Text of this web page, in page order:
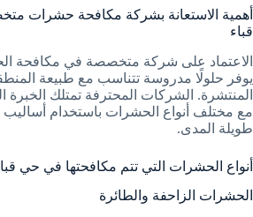
أهمية الاستعانة بشركة مكافحة حشرات
قباء
الاعتماد على شركة متخصصة في مكافحة
يوفر حلولًا مدروسة تتناسب مع طبيعة
المنتشرة. الشركات المحترفة تمتلك الخبرة
مع مختلف أنواع الحشرات باستخدام أساليب
طويلة المدى.
أنواع الحشرات التي تتم مكافحتها في حي
الحشرات الزاحفة والطائرة